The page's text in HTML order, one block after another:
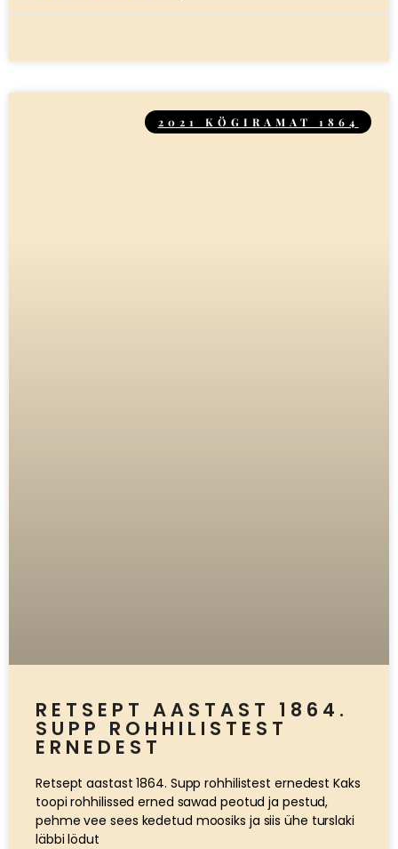
2021 KÖGIRAMAT 1864
RETSEPT AASTAST 1864.
SUPP ROHHILISTEST
ERNEDEST
Retsept aastast 1864. Supp rohhilistest ernedest Kaks
toopi rohhilissed erned sawad peotud ja pestud,
pehme vee sees kedetud moosiks ja siis ühe turslaki
läbbi lödut